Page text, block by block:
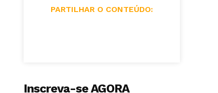
PARTILHAR O CONTEÚDO:
Inscreva-se AGORA